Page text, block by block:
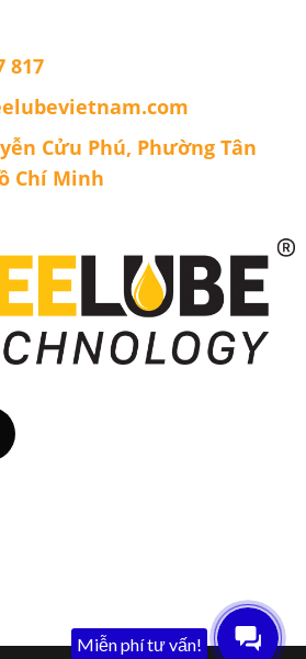
817
Cửu Phú, Phường Tân
Chí Minh
Miễn phí tư vấn!